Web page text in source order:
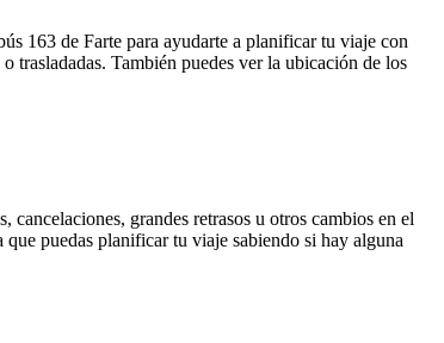
163 de Farte para ayudarte a planificar tu viaje con
trasladadas. También puedes ver la ubicación de los
grandes retrasos u otros cambios en el
puedas planificar tu viaje sabiendo si hay alguna